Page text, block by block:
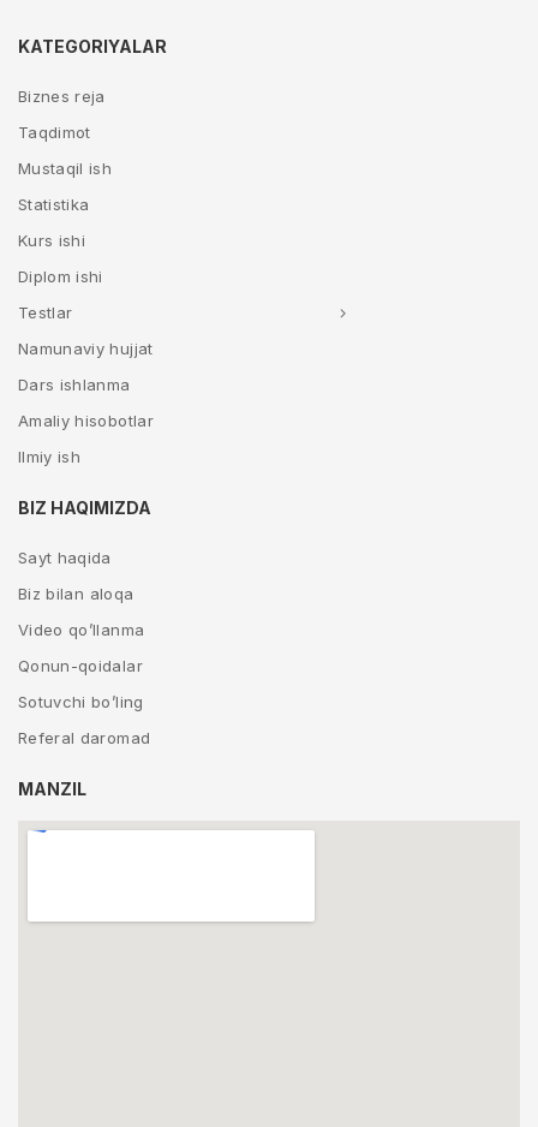
KATEGORIYALAR
Biznes reja
Taqdimot
Mustaqil ish
Statistika
Kurs ishi
Diplom ishi
Testlar
Namunaviy hujjat
Dars ishlanma
Amaliy hisobotlar
Ilmiy ish
BIZ HAQIMIZDA
Sayt haqida
Biz bilan aloqa
Video qo’llanma
Qonun-qoidalar
Sotuvchi bo’ling
Referal daromad
MANZIL